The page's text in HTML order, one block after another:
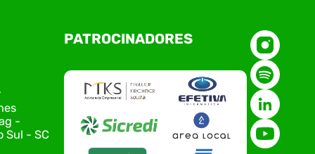
O Polo ACATE-ACIRS, por meio do NIAVI – Núcleo
de Tecnologia da Informação do Alto Vale do
Conexão Tech NIAVI, reunindo empresas de
tecnologia da região para uma noite de
conteúdo estratégico e
de novas iniciativas para o setor.
encontro aconteceu em Rio…
-
Sul - SC
PATROCINADORES